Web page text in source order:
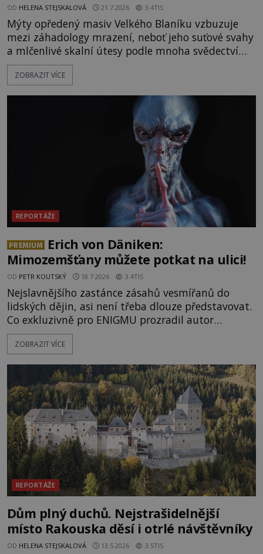
OD HELENA STEJSKALOVÁ 21.7.2026 3.4TIS
Mýty opředený masiv Velkého Blaníku vzbuzuje
mezi záhadology mrazení, neboť jeho suťové svahy
a mlčenlivé skalní útesy podle mnoha svědectví
fungují jako anomální zóny, kde selhává lidské
vnímání času i prostoru. Geologické anomálie hory
badatelé zde odkrývají indicie, které propojují
prastaré pohanské kulty, keltské svatyně a zprávy
ZOBRAZIT VÍCE
REPORTÁŽE
PREMIUM
Erich von Däniken:
Mimozemšťany můžete potkat na ulici!
OD PETR KOUTSKÝ 18.7.2026 3.4TIS
Nejslavnějšího zastánce zásahů vesmířanů do
lidských dějin, asi není třeba dlouze představovat.
Co exkluzivně pro ENIGMU prozradil autor
Vzpomínek na budoucnost, švýcarský badatel
Erich von Däniken? Orbitální stanice Viking 1
je umělá družice od povrchu Marsu vzdálena asi
1873 kilometrů, nachá
ZOBRAZIT VÍCE
REPORTÁŽE
Dům plný duchů. Nejstrašidelnější
místo Rakouska děsí i otrlé návštěvníky
OD HELENA STEJSKALOVÁ 13.5.2026 3.5TIS